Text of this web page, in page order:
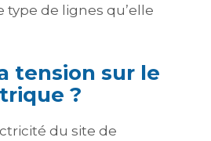
type de lignes qu’elle
tension sur le
?
du site de